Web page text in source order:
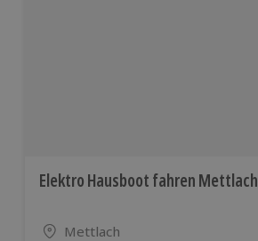
Elektro Hausboot fahren Mettlach
Standort
Mettlach